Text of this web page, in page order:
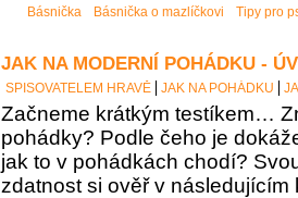
Básnička Básnička o mazlíčkovi Tipy pro
JAK NA MODERNÍ POHÁDKU -
SPISOVATELEM HRAVĚ JAK NA POHÁDKU
Začneme krátkým testíkem…
pohádky? Podle čeho je
jak to v pohádkách chodí?
zdatnost si ověř v následujícím